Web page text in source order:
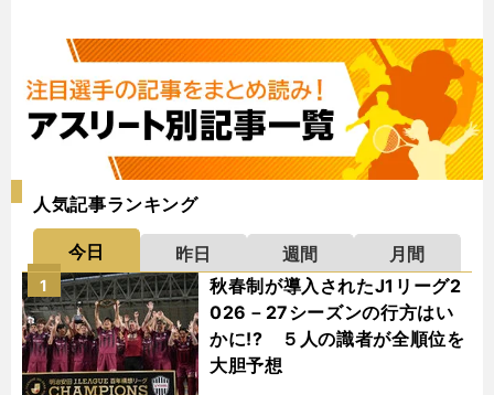
人気記事ランキング
今日 昨日 週間
月間
秋春制が導入されたJ1リーグ2
026－27シーズンの行方はい
かに!? ５人の識者が全順位を
大胆予想
1